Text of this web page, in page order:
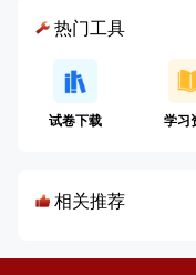
热门工具
试卷下载 学习
相关推荐